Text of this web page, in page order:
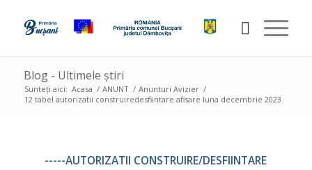
Blog - Ultimele știri
Sunteți aici: Acasa / ANUNT / Anunturi Avizier /
12 tabel autorizatii construiredesfiintare afisare luna decembrie 2023
-----AUTORIZATII CONSTRUIRE/DESFIINTARE